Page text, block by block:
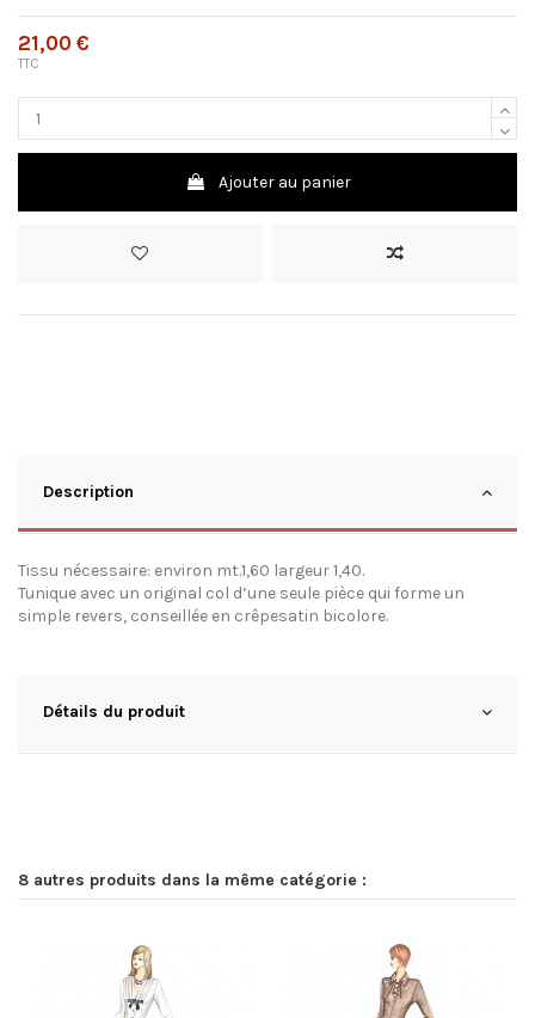
21,00 €
TTC
Ajouter au panier
Description
Tissu nécessaire: environ mt.1,60 largeur 1,40.
Tunique avec un original col d’une seule pièce qui forme un
simple revers, conseillée en crêpesatin bicolore.
Détails du produit
8 autres produits dans la même catégorie :